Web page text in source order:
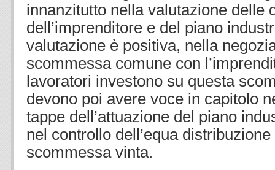
innanzitutto nella valutazione delle
dell’imprenditore e del piano
valutazione è positiva, nella
scommessa comune con
lavoratori investono su questa
devono poi avere voce in capitolo
tappe dell’attuazione del piano
nel controllo dell’equa
scommessa vinta.